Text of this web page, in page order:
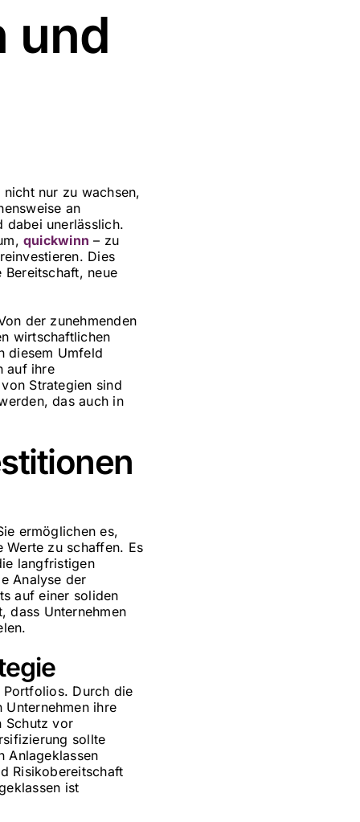
und
nur zu wachsen,
an
dabei unerlässlich.
quickwinn – zu
Dies
neue
der zunehmenden
wirtschaftlichen
diesem Umfeld
auf ihre
Strategien sind
das auch in
ermöglichen es,
zu schaffen. Es
langfristigen
Analyse der
auf einer soliden
dass Unternehmen
Durch die
Unternehmen ihre
Schutz vor
sollte
Anlageklassen
Risikobereitschaft
ist